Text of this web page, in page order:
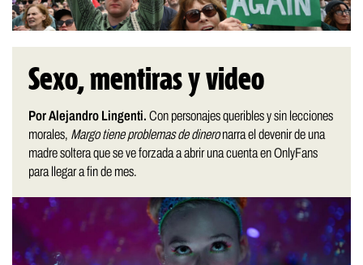
Sexo, mentiras y video
Por Alejandro Lingenti. Con personajes queribles y sin lecciones
morales, Margo tiene problemas de dineronarra el devenir de una
madre soltera que se ve forzada a abrir una cuenta en OnlyFans
para llegar a fin de mes.